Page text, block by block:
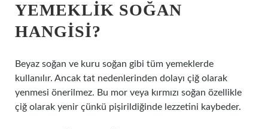
YEMEKLIK SOĞAN
HANGISI?
Beyaz soğan ve kuru soğan gibi tüm yemeklerde
kullanılır. Ancak tat nedenlerinden dolayı çiğ olarak
yenmesi önerilmez. Bu mor veya kırmızı soğan özellikle
çiğ olarak yenir çünkü pişirildiğinde lezzetini kaybeder.